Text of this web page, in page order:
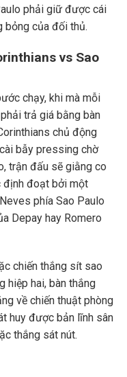
phải giữ được cái
bỏng của đối thủ.
vs Sao
chạy, khi mà mỗi
trả giá bằng bàn
chủ động
bẫy pressing chờ
trận đấu sẽ giằng co
định đoạt bởi một
phía Sao Paulo
Depay hay Romero
chiến thắng sít sao
hiệp hai, bàn thắng
về chiến thuật phòng
huy được bản lĩnh sân
thắng sát nút.